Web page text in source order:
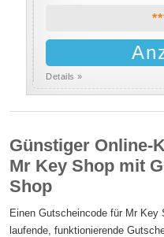
Details »
Günstiger Online-
Mr Key Shop mit
Shop
Einen Gutscheincode für Mr Key
laufende, funktionierende